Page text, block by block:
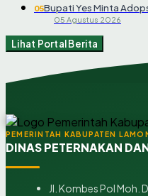
05Bupati Yes Minta
05 Agustus 2026
Lihat Portal Berita
PEMERINTAH KABUPATEN
DINAS PETERNAKAN
Jl. Kombes Pol Moh.